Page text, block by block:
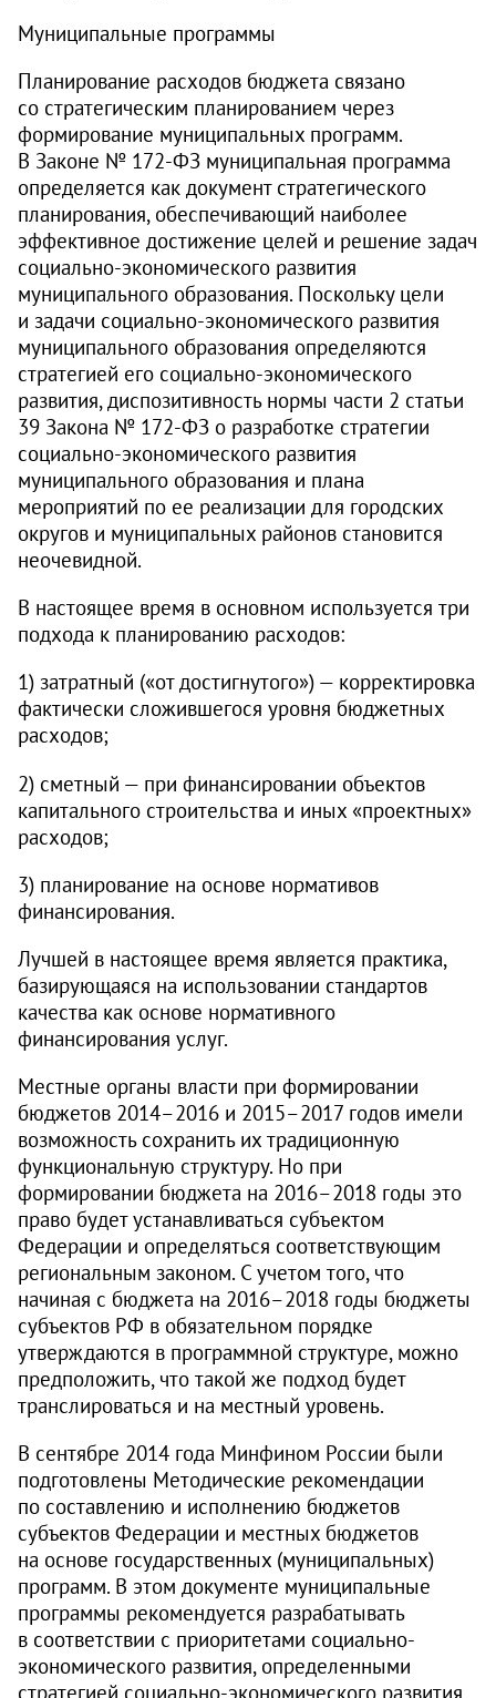
Муниципальные программы
Планирование расходов бюджета связано
со стратегическим планированием через
формирование муниципальных программ.
В Законе № 172‑ФЗ муниципальная программа
определяется как документ стратегического
планирования, обеспечивающий наиболее
эффективное достижение целей и решение задач
социально-экономического развития
муниципального образования. Поскольку цели
и задачи социально-экономического развития
муниципального образования определяются
стратегией его социально-экономического
развития, диспозитивность нормы части 2 статьи
39 Закона № 172‑ФЗ о разработке стратегии
социально-экономического развития
муниципального образования и плана
мероприятий по ее реализации для городских
округов и муниципальных районов становится
неочевидной.
В настоящее время в основном используется три
подхода к планированию расходов:
1) затратный («от достигнутого») — корректировка
фактически сложившегося уровня бюджетных
расходов;
2) сметный — при финансировании объектов
капитального строительства и иных «проектных»
расходов;
3) планирование на основе нормативов
финансирования.
Лучшей в настоящее время является практика,
базирующаяся на использовании стандартов
качества как основе нормативного
финансирования услуг.
Местные органы власти при формировании
бюджетов 2014–2016 и 2015–2017 годов имели
возможность сохранить их традиционную
функциональную структуру. Но при
формировании бюджета на 2016–2018 годы это
право будет устанавливаться субъектом
Федерации и определяться соответствующим
региональным законом. С учетом того, что
начиная с бюджета на 2016–2018 годы бюджеты
субъектов РФ в обязательном порядке
утверждаются в программной структуре, можно
предположить, что такой же подход будет
транслироваться и на местный уровень.
В сентябре 2014 года Минфином России были
подготовлены Методические рекомендации
по составлению и исполнению бюджетов
субъектов Федерации и местных бюджетов
на основе государственных (муниципальных)
программ. В этом документе муниципальные
программы рекомендуется разрабатывать
в соответствии с приоритетами социально-
экономического развития, определенными
стратегией социально-экономического развития